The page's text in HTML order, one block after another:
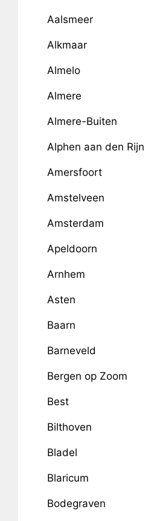
Aalsmeer
Alkmaar
Almelo
Almere
Almere-Buiten
Alphen aan den Rijn
Amersfoort
Amstelveen
Amsterdam
Apeldoorn
Arnhem
Asten
Baarn
Barneveld
Bergen op Zoom
Best
Bilthoven
Bladel
Blaricum
Bodegraven